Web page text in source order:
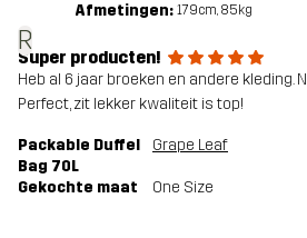
R
Afmetingen: 179cm, 85kg
Super producten!
Heb al 6 jaar broeken en andere kleding.
Perfect, zit lekker kwaliteit is top!
Packable Duffel
Bag 70L
Grape Leaf
Gekochte maat One Size